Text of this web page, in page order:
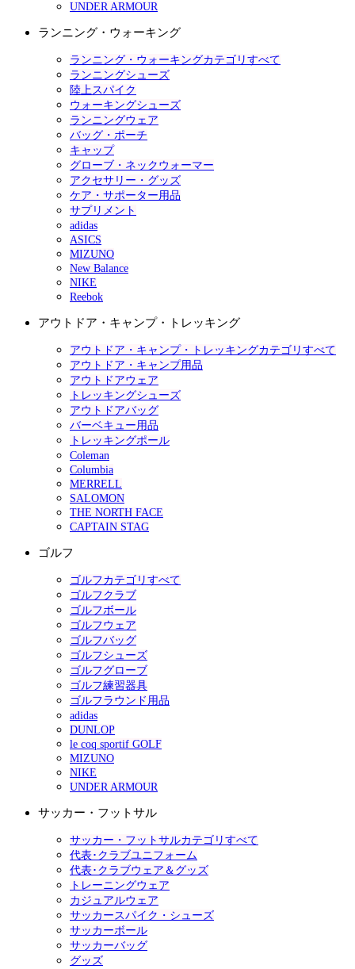
UNDER ARMOUR
ランニング・ウォーキング
ランニング・ウォーキングカテゴリすべて
ランニングシューズ
陸上スパイク
ウォーキングシューズ
ランニングウェア
バッグ・ポーチ
キャップ
グローブ・ネックウォーマー
アクセサリー・グッズ
ケア・サポーター用品
サプリメント
adidas
ASICS
MIZUNO
New Balance
NIKE
Reebok
アウトドア・キャンプ・トレッキング
アウトドア・キャンプ・トレッキングカテゴリすべて
アウトドア・キャンプ用品
アウトドアウェア
トレッキングシューズ
アウトドアバッグ
バーベキュー用品
トレッキングポール
Coleman
Columbia
MERRELL
SALOMON
THE NORTH FACE
CAPTAIN STAG
ゴルフ
ゴルフカテゴリすべて
ゴルフクラブ
ゴルフボール
ゴルフウェア
ゴルフバッグ
ゴルフシューズ
ゴルフグローブ
ゴルフ練習器具
ゴルフラウンド用品
adidas
DUNLOP
le coq sportif GOLF
MIZUNO
NIKE
UNDER ARMOUR
サッカー・フットサル
サッカー・フットサルカテゴリすべて
代表･クラブユニフォーム
代表･クラブウェア＆グッズ
トレーニングウェア
カジュアルウェア
サッカースパイク・シューズ
サッカーボール
サッカーバッグ
グッズ